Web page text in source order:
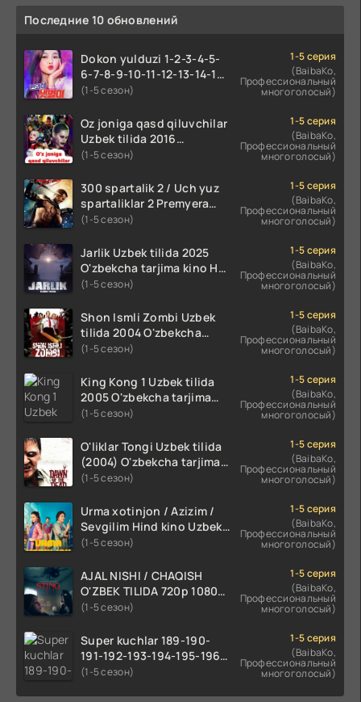
Последние 10 обновлений
Dokon yulduzi 1-2-3-4-5-
6-7-8-9-10-11-12-13-14-15-
16-17 Qism Uzbek tilida
qismlari o'zbek tilida
(1-5 сезон)
1-5 серия
(BaibaKo,
Профессиональный
многоголосый)
Oz joniga qasd qiluvchilar
Uzbek tilida 2016
O'zbekcha tarjima kino
(1-5 сезон)
1-5 серия
(BaibaKo,
Профессиональный
многоголосый)
300 spartalik 2 / Uch yuz
spartaliklar 2 Premyera
Uzbek tilida 2013
skachat
(1-5 сезон)
1-5 серия
(BaibaKo,
Профессиональный
многоголосый)
Jarlik Uzbek tilida 2025
O'zbekcha tarjima kino HD
skachat
(1-5 сезон)
1-5 серия
(BaibaKo,
Профессиональный
многоголосый)
Shon Ismli Zombi Uzbek
tilida 2004 O'zbekcha
tarjima kino HD skachat
(1-5 сезон)
1-5 серия
(BaibaKo,
Профессиональный
многоголосый)
King Kong 1 Uzbek tilida
2005 O'zbekcha tarjima
kino HD skachat
(1-5 сезон)
1-5 серия
(BaibaKo,
Профессиональный
многоголосый)
O'liklar Tongi Uzbek tilida
(2004) O'zbekcha tarjima
kino HD skachat
(1-5 сезон)
1-5 серия
(BaibaKo,
Профессиональный
многоголосый)
Urma xotinjon / Azizim /
Sevgilim Hind kino Uzbek
tilida 2022 O'zbekcha
(1-5 сезон)
1-5 серия
(BaibaKo,
Профессиональный
многоголосый)
AJAL NISHI / CHAQISH
O'ZBEK TILIDA 720p 1080p
Full HD (2024) Tarjima
(1-5 сезон)
1-5 серия
(BaibaKo,
Профессиональный
многоголосый)
Super kuchlar 189-190-
191-192-193-194-195-196-
197-198-199-200 Qism
(1-5 сезон)
1-5 серия
(BaibaKo,
Профессиональный
многоголосый)